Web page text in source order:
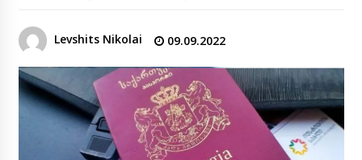
Levshits Nikolai 09.09.2022